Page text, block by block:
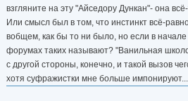
взгляните на эту "Айседору Дункан"- она
Или смысл был в том, что инстинкт всё-
вобщем, как бы то ни было, но если в
форумах таких называют? "Ванильная
с другой стороны, конечно, и такой вызов
хотя суфражистки мне больше импонируют...